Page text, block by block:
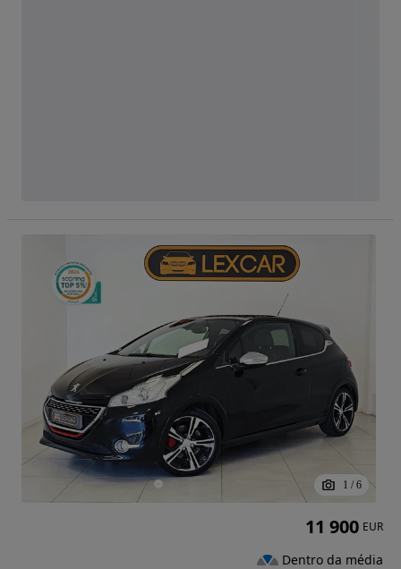
1 / 6
11 900 EUR
Dentro da média